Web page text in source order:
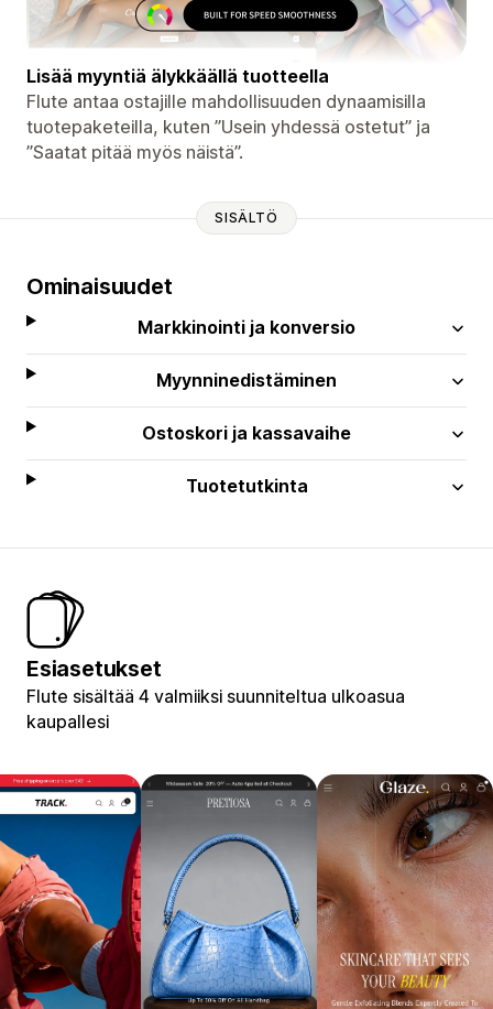
Lisää myyntiä älykkäällä tuotteella
Flute antaa ostajille mahdollisuuden dynaamisilla
tuotepaketeilla, kuten ”Usein yhdessä ostetut” ja
”Saatat pitää myös näistä”.
SISÄLTÖ
Ominaisuudet
Markkinointi ja konversio
Myynninedistäminen
Ostoskori ja kassavaihe
Tuotetutkinta
Esiasetukset
Flute sisältää 4 valmiiksi suunniteltua ulkoasua
kaupallesi